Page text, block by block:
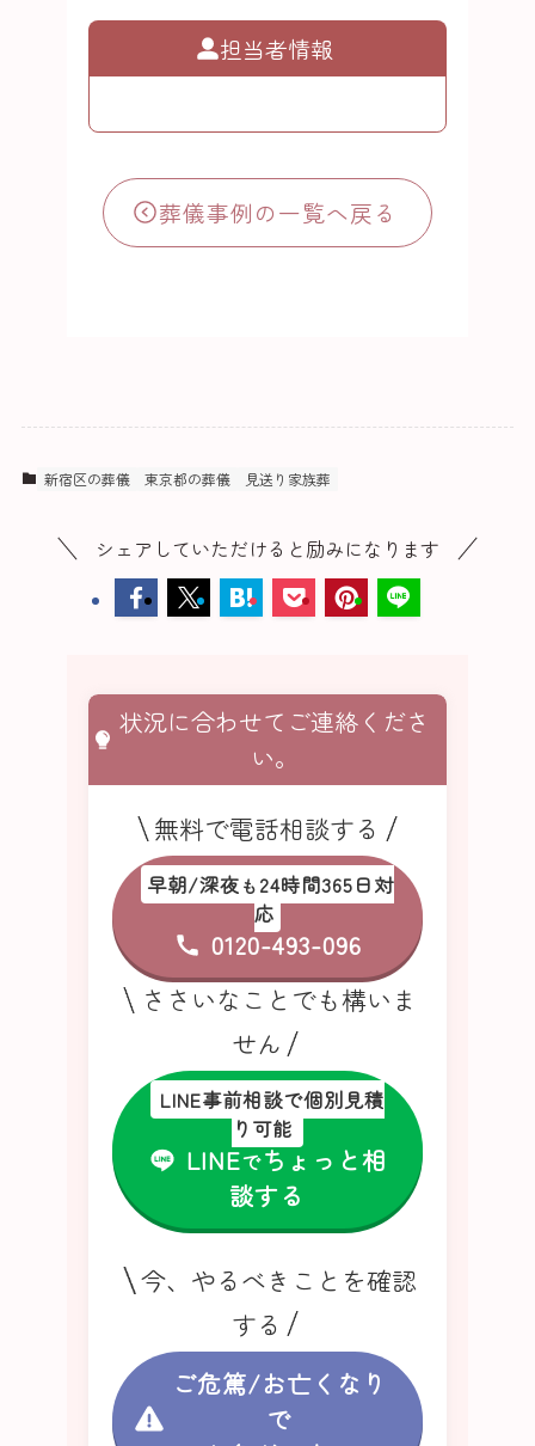
担当者情報
葬儀事例の一覧へ戻る
新宿区の葬儀 東京都の葬儀 見送り家族葬
シェアしていただけると励みになります
状況に合わせてご連絡くださ
い。
無料で電話相談する
早朝/深夜も24時間365日対
応
0120-493-096
ささいなことでも構いま
せん
LINE事前相談で個別見積
り可能
LINEでちょっと相
談する
今、やるべきことを確認
する
ご危篤/お亡くなり
で